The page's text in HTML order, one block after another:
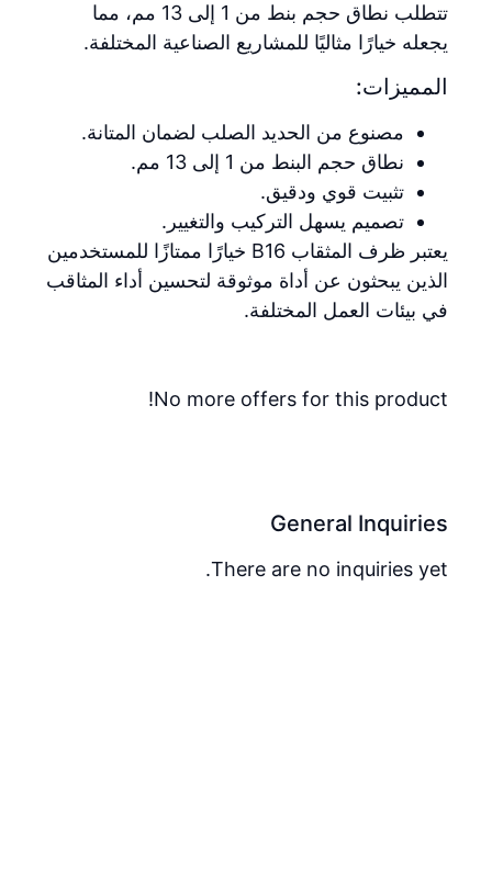
تتطلب نطاق حجم بنط من 1 إلى 13 مم، مما
يجعله خيارًا مثاليًا للمشاريع الصناعية المختلفة.
المميزات:
مصنوع من الحديد الصلب لضمان المتانة.
نطاق حجم البنط من 1 إلى 13 مم.
تثبيت قوي ودقيق.
تصميم يسهل التركيب والتغيير.
يعتبر ظرف المثقاب B16 خيارًا ممتازًا للمستخدمين
الذين يبحثون عن أداة موثوقة لتحسين أداء المثاقب
في بيئات العمل المختلفة.
No more offers for this product!
General Inquiries
There are no inquiries yet.